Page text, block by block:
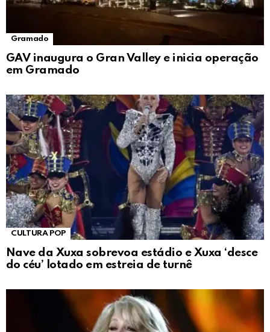
Gramado
GAV inaugura o Gran Valley e inicia operação
em Gramado
CULTURA POP
Nave da Xuxa sobrevoa estádio e Xuxa ‘desce
do céu’ lotado em estreia de turnê